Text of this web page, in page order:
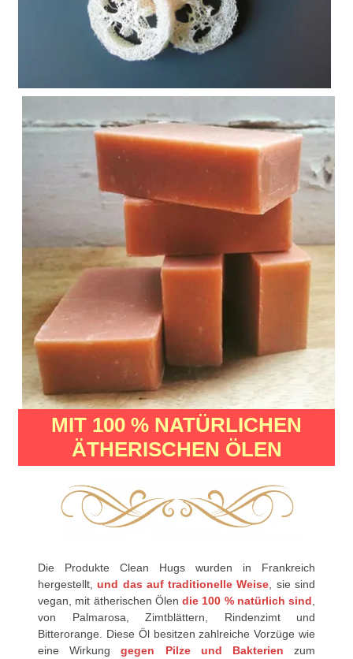
MIT 100 % NATÜRLICHEN
ÄTHERISCHEN ÖLEN
Die Produkte Clean Hugs wurden in Frankreich
hergestellt, und das auftraditionelle Weise , sie sind
vegan, mit ätherischen Ölen die 100 % natürlich sind
von Palmarosa, Zimtblättern, Rindenzimt und
Bitterorange. Diese Öl besitzen zahlreiche Vorzüge wie
eine Wirkung
gegen Pilze und Bakterien zum